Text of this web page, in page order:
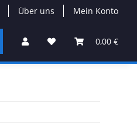
Über uns Mein Konto
0,00 €